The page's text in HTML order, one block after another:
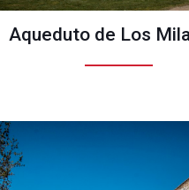
Aqueduto de Los